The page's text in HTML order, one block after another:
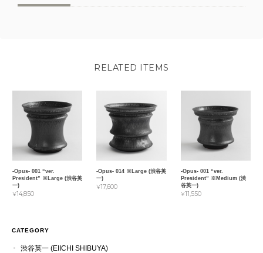
RELATED ITEMS
-Opus- 001 “ver.
President” ※Large (渋谷英
一)
¥14,850
-Opus- 014 ※Large (渋谷英
一)
¥17,600
-Opus- 001 “ver.
President” ※Medium (渋
谷英一)
¥11,550
CATEGORY
渋谷英一 (EIICHI SHIBUYA)